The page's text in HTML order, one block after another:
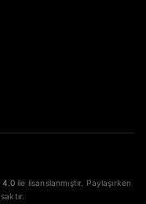
4.0 ile lisanslanmıştır. Paylaşırken